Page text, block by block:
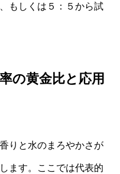
もしくは５：５から試
の黄金比と応用
りと水のまろやかさが
ます。ここでは代表的